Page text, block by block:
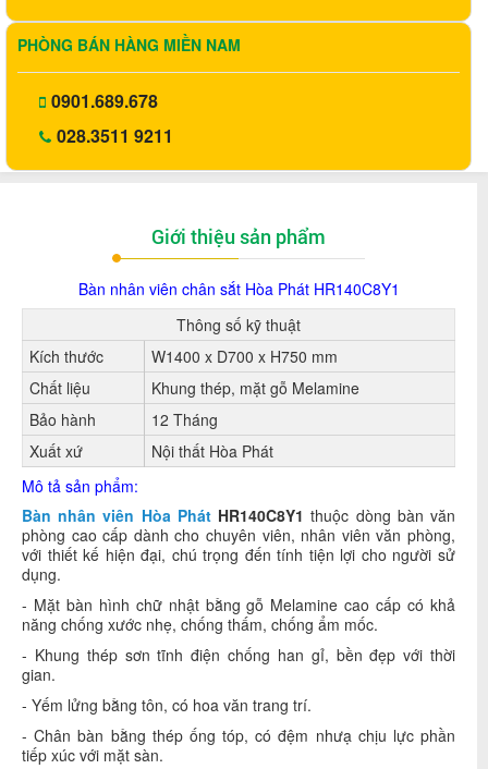
PHÒNG BÁN HÀNG MIỀN NAM
0901.689.678
028.3511 9211
Giới thiệu sản phẩm
Bàn nhân viên chân sắt Hòa Phát HR140C8Y1
Thông số kỹ thuật
Kích thước
W1400 x D700 x H750 mm
Chất liệu
Khung thép, mặt gỗ Melamine
Bảo hành
12 Tháng
Xuất xứ
Nội thất Hòa Phát
Mô tả sản phẩm:
Bàn nhân viên Hòa PhátHR140C8Y1 thuộc dòng bàn văn
phòng cao cấp dành cho chuyên viên, nhân viên văn phòng,
với thiết kế hiện đại, chú trọng đến tính tiện lợi cho người sử
dụng.
- Mặt bàn hình chữ nhật bằng gỗ Melamine cao cấp có khả
năng chống xước nhẹ, chống thấm, chống ẩm mốc.
- Khung thép sơn tĩnh điện chống han gỉ, bền đẹp với thời
gian.
- Yếm lửng bằng tôn, có hoa văn trang trí.
- Chân bàn bằng thép ống tóp, có đệm nhưạ chịu lực phần
tiếp xúc với mặt sàn.